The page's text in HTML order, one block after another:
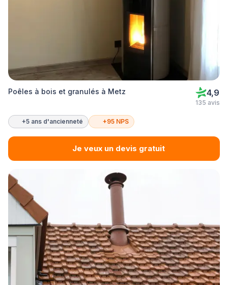
Poêles à bois et granulés à Metz 4,9
135 avis
+5 ans d'ancienneté +95 NPS
Je veux un devis gratuit